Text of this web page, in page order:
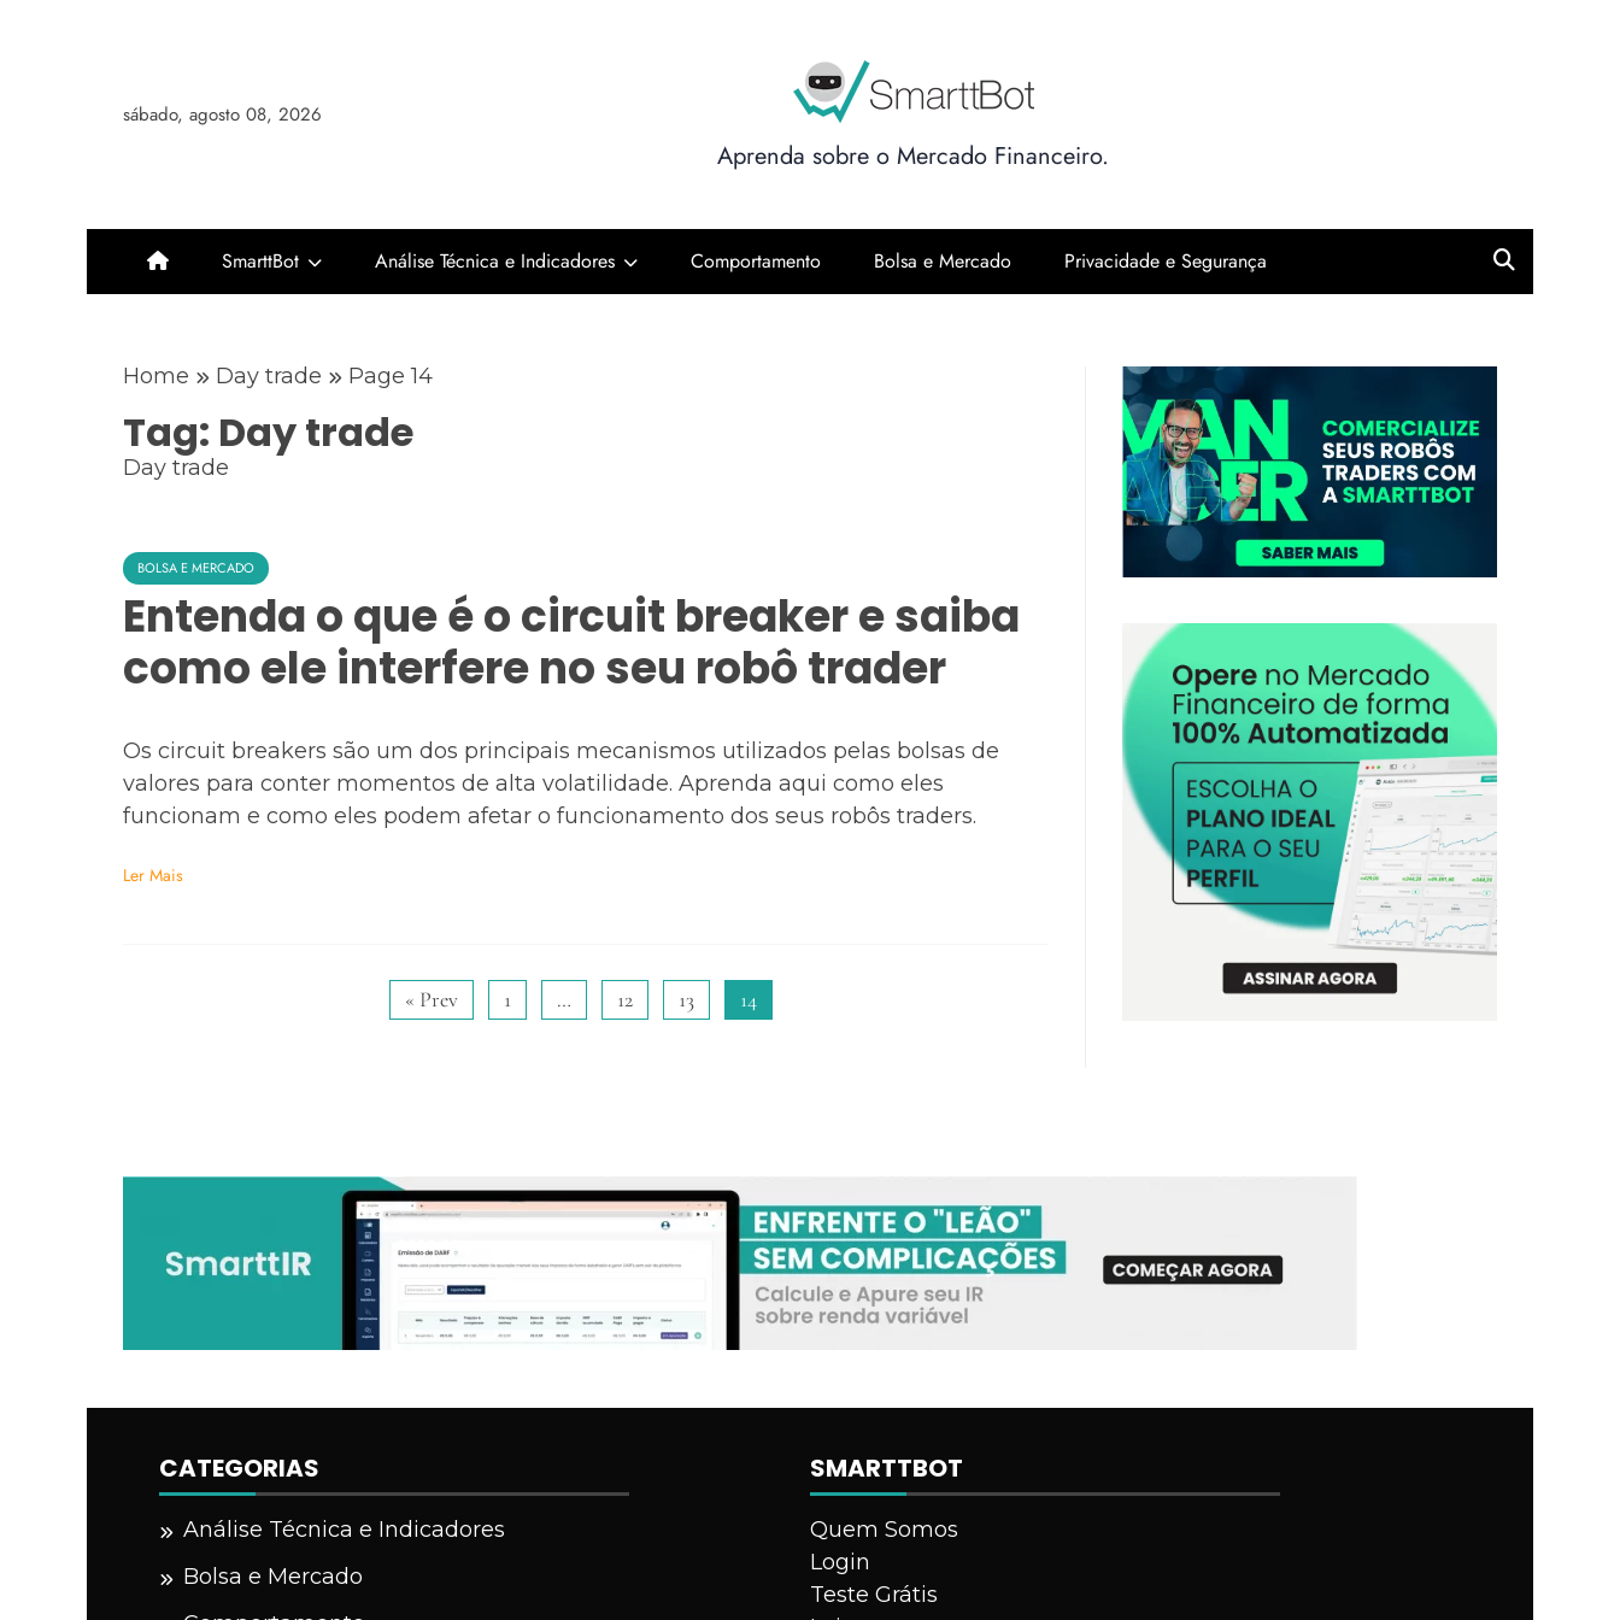
sábado, agosto 08, 2026
Aprenda sobre o Mercado Financeiro.
SmarttBot Análise Técnica e Indicadores Comportamento Bolsa e Mercado Privacidade e Segurança
Home Day trade Page 14
Tag: Day trade
Day trade
BOLSA E MERCADO
Entenda o que é o circuit breaker e saiba
como ele interfere no seu robô trader
Os circuit breakers são um dos principais mecanismos utilizados pelas bolsas de
valores para conter momentos de alta volatilidade. Aprenda aqui como eles
funcionam e como eles podem afetar o funcionamento dos seus robôs traders.
Ler Mais
« Prev 1 … 12 13 14
CATEGORIAS
Análise Técnica e Indicadores
Bolsa e Mercado
SMARTTBOT
Quem Somos
Login
Teste Grátis